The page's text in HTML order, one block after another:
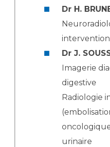
Dr H.
Dr J.
Imagerie
digestive
Radiologie
urinaire